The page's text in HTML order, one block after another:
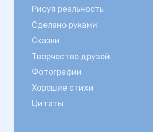
Рисуя реальность
Сделано руками
Сказки
Творчество друзей
Фотографии
Хорошие стихи
Цитаты